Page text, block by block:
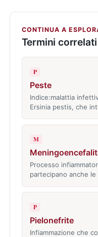
CONTINUA A
Termini correlati
P
Peste
Indice:malattia
Ersinia pestis, che
M
Processo
partecipano anche
P
Pielonefrite
Infiammazione che